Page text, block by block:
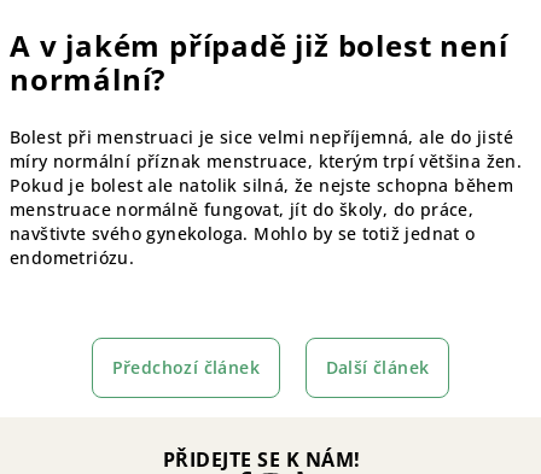
A v jakém případě již bolest není
normální?
Bolest při menstruaci je sice velmi nepříjemná, ale do jisté
míry normální příznak menstruace, kterým trpí většina žen.
Pokud je bolest ale natolik silná, že nejste schopna během
menstruace normálně fungovat, jít do školy, do práce,
navštivte svého gynekologa. Mohlo by se totiž jednat o
endometriózu.
Předchozí článek Další článek
PŘIDEJTE SE K NÁM!